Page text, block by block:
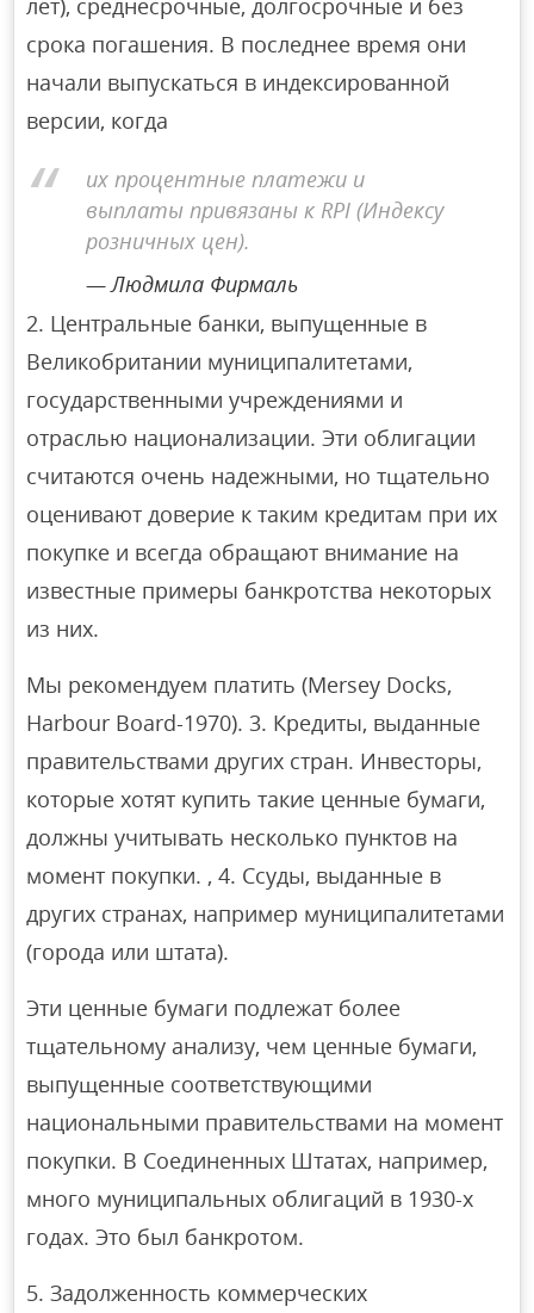
лет), среднесрочные, долгосрочные и без
срока погашения. В последнее время они
начали выпускаться в индексированной
версии, когда
их процентные платежи и
выплаты привязаны к RPI (Индексу
розничных цен).
Людмила Фирмаль
2. Центральные банки, выпущенные в
Великобритании муниципалитетами,
государственными учреждениями и
отраслью национализации. Эти облигации
считаются очень надежными, но тщательно
оценивают доверие к таким кредитам при их
покупке и всегда обращают внимание на
известные примеры банкротства некоторых
из них.
Мы рекомендуем платить (Mersey Docks,
Harbour Board-1970). 3. Кредиты, выданные
правительствами других стран. Инвесторы,
которые хотят купить такие ценные бумаги,
должны учитывать несколько пунктов на
момент покупки. , 4. Ссуды, выданные в
других странах, например муниципалитетами
(города или штата).
Эти ценные бумаги подлежат более
тщательному анализу, чем ценные бумаги,
выпущенные соответствующими
национальными правительствами на момент
покупки. В Соединенных Штатах, например,
много муниципальных облигаций в 1930-х
годах. Это был банкротом.
5. Задолженность коммерческих